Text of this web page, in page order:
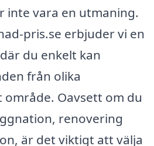
inte vara en utmaning.
pris.se erbjuder vi en
du enkelt kan
från olika
Oavsett om du
renovering
är det viktigt att välja